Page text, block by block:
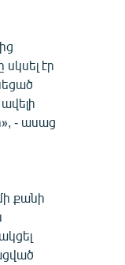
էր
- ասաց
քանի